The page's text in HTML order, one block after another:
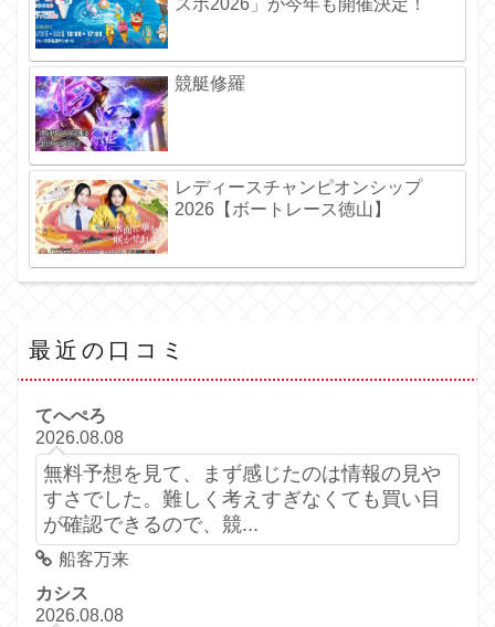
競艇修羅
レディースチャンピオンシップ
2026【ボートレース徳山】
最近の口コミ
てへぺろ
2026.08.08
無料予想を見て、まず感じたのは情報の見や
すさでした。難しく考えすぎなくても買い目
が確認できるので、競...
船客万来
カシス
2026.08.08